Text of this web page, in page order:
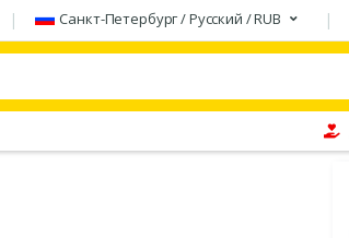
Санкт-Петербург / Русский / RUB